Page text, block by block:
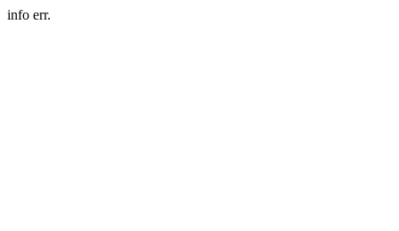
info err.